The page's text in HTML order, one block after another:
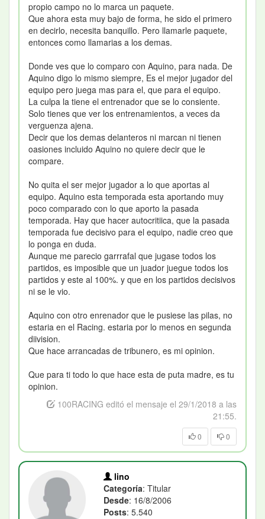
propio campo no lo marca un paquete.
Que ahora esta muy bajo de forma, he sido el primero
en decirlo, necesita banquillo. Pero llamarle paquete,
entonces como llamarias a los demas.
Donde ves que lo comparo con Aquino, para nada. De
Aquino digo lo mismo siempre, Es el mejor jugador del
equipo pero juega mas para el, que para el equipo.
La culpa la tiene el entrenador que se lo consiente.
Solo tienes que ver los entrenamientos, a veces da
verguenza ajena.
Decir que los demas delanteros ni marcan ni tienen
oasiones incluido Aquino no quiere decir que le
compare.
No quita el ser mejor jugador a lo que aportas al
equipo. Aquino esta temporada esta aportando muy
poco comparado con lo que aporto la pasada
temporada. Hay que hacer autocritiica, que la pasada
temporada fue decisivo para el equipo, nadie creo que
lo ponga en duda.
Aunque me parecio garrrafal que jugase todos los
partidos, es imposible que un juador juegue todos los
partidos y este al 100%. y que en los partidos decisivos
ni se le vio.
Aquino con otro enrenador que le pusiese las pilas, no
estaria en el Racing. estaria por lo menos en segunda
diivision.
Que hace arrancadas de tribunero, es mi opinion.
Que para ti todo lo que hace esta de puta madre, es tu
opinion.
100RACING editó el mensaje el 29/1/2018 a las
21:55.
0 0
lino
Categoría: Titular
Desde: 16/8/2006
Posts: 5.540